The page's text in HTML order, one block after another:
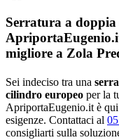
Serratura a
migliore a Zola
Sei indeciso tra una
cilindro europeo per la
ApriportaEugenio.it è
esigenze. Contattaci al
consigliarti sulla